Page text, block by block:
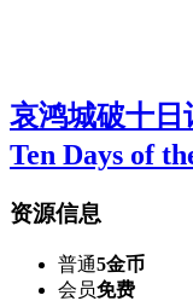
哀鸿城破十日
Ten Days of
资源信息
普通5金币
会员免费